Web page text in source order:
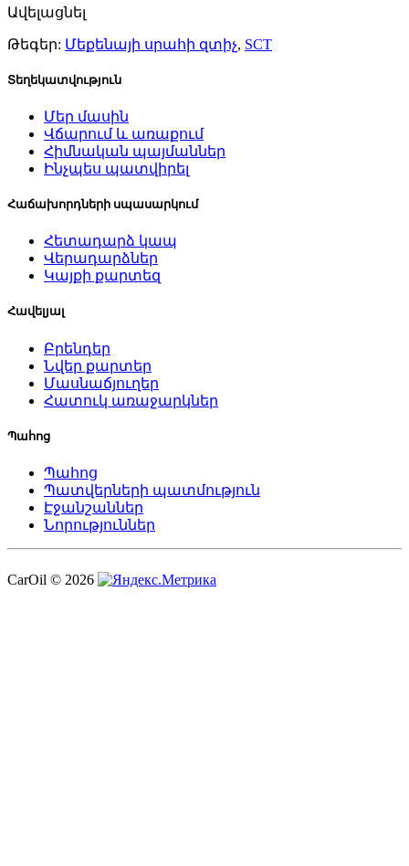
Ավելացնել
Թեգեր: Մեքենայի սրահի զտիչ, SCT
Տեղեկատվություն
Մեր մասին
Վճարում և առաքում
Հիմնական պայմաններ
Ինչպես պատվիրել
Հաճախորդների սպասարկում
Հետադարձ կապ
Վերադարձներ
Կայքի քարտեզ
Հավելյալ
Բրենդեր
Նվեր քարտեր
Մասնաճյուղեր
Հատուկ առաջարկներ
Պահոց
Պահոց
Պատվերների պատմություն
Էջանշաններ
Նորություններ
CarOil © 2026